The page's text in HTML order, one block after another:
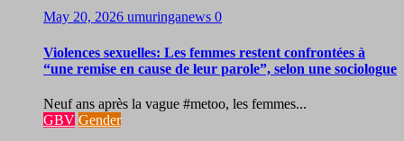
May 20, 2026 umuringanews 0
Violences sexuelles: Les femmes restent confrontées à
“une remise en cause de leur parole”, selon une sociologue
Neuf ans après la vague #metoo, les femmes...
GBV Gender